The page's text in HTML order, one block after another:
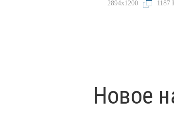
2894x1200 1187
Новое